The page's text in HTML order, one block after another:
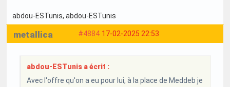
abdou-ESTunis, abdou-ESTunis
#4884 17-02-2025 22:53
metallica
abdou-ESTunis a écrit :
Avec l'offre qu'on a eu pour lui, à la place de Meddeb je